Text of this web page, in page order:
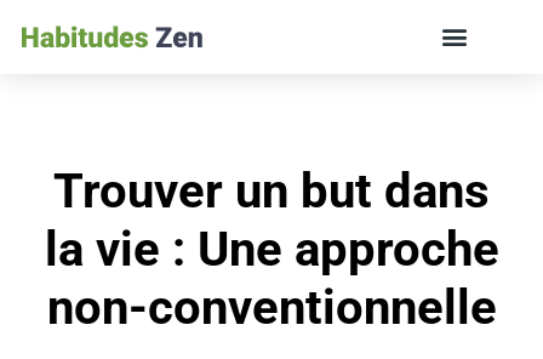
Trouver un but dans
la vie : Une approche
non-conventionnelle